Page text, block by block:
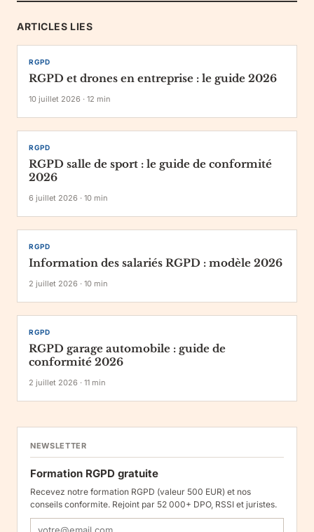
ARTICLES LIES
RGPD
RGPD et drones en entreprise : le guide 2026
10 juillet 2026 · 12 min
RGPD
RGPD salle de sport : le guide de conformité
2026
6 juillet 2026 · 10 min
RGPD
Information des salariés RGPD : modèle 2026
2 juillet 2026 · 10 min
RGPD
RGPD garage automobile : guide de
conformité 2026
2 juillet 2026 · 11 min
NEWSLETTER
Formation RGPD gratuite
Recevez notre formation RGPD (valeur 500 EUR) et nos
conseils conformite. Rejoint par 52 000+ DPO, RSSI et juristes.